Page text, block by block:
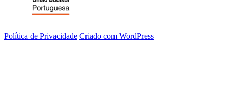
Política de Privacidade Criado com WordPress